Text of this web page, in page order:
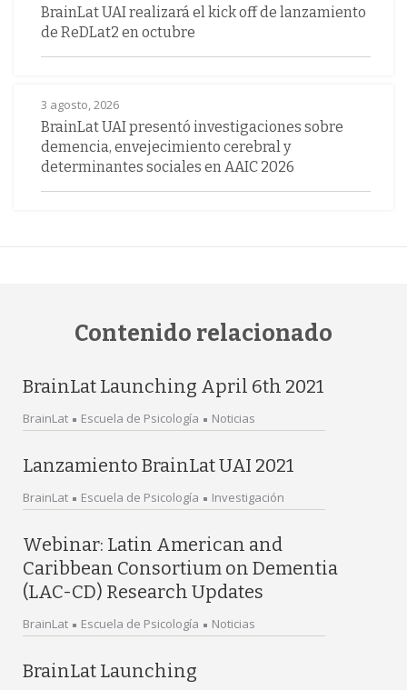
BrainLat UAI realizará el kick off de lanzamiento
de ReDLat2 en octubre
3 agosto, 2026
BrainLat UAI presentó investigaciones sobre
demencia, envejecimiento cerebral y
determinantes sociales en AAIC 2026
Contenido relacionado
BrainLat Launching April 6th 2021
BrainLat Escuela de Psicología Noticias
Lanzamiento BrainLat UAI 2021
BrainLat Escuela de Psicología Investigación
Webinar: Latin American and
Caribbean Consortium on Dementia
(LAC-CD) Research Updates
BrainLat Escuela de Psicología Noticias
BrainLat Launching